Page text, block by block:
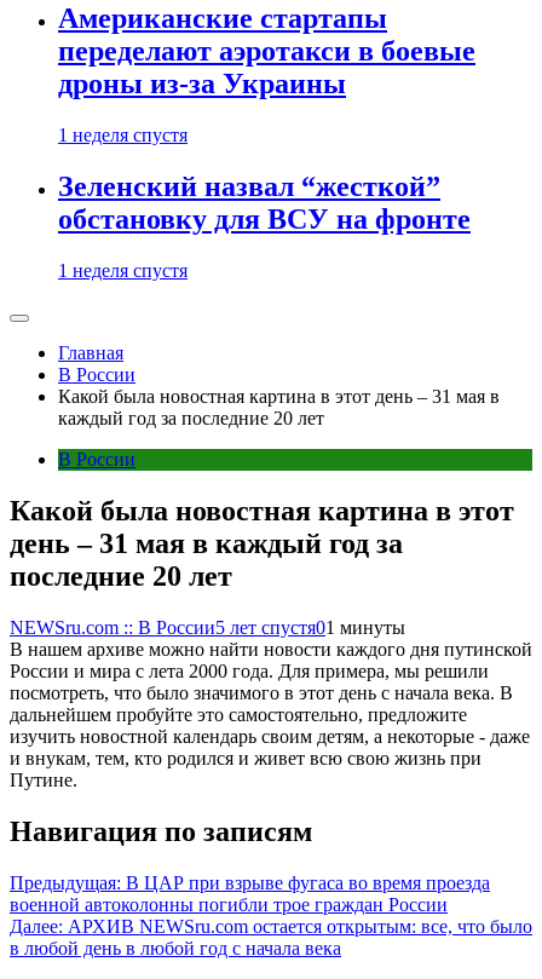
Американские стартапы
переделают аэротакси в боевые
дроны из-за Украины
1 неделя спустя
Зеленский назвал “жесткой”
обстановку для ВСУ на фронте
1 неделя спустя
Главная
В России
Какой была новостная картина в этот день – 31 мая в
каждый год за последние 20 лет
В России
Какой была новостная картина в этот
день – 31 мая в каждый год за
последние 20 лет
NEWSru.com :: В России5 лет спустя01 минуты
В нашем архиве можно найти новости каждого дня путинской
России и мира с лета 2000 года. Для примера, мы решили
посмотреть, что было значимого в этот день с начала века. В
дальнейшем пробуйте это самостоятельно, предложите
изучить новостной календарь своим детям, а некоторые - даже
и внукам, тем, кто родился и живет всю свою жизнь при
Путине.
Навигация по записям
Предыдущая: В ЦАР при взрыве фугаса во время проезда
военной автоколонны погибли трое граждан России
Далее: АРХИВ NEWSru.com остается открытым: все, что было
в любой день в любой год с начала века